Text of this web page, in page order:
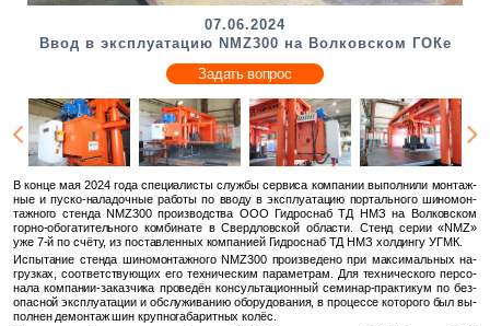
07.06.2024
Ввод в эксплуатацию NMZ300 на Волковском ГОКе
Задать вопрос
В конце мая 2024 года спе­ци­а­ли­сты служ­бы сер­ви­са ком­па­нии вы­пол­ни­ли мон­таж­
ные и пуско-на­ла­доч­ные ра­бо­ты по вводу в экс­плу­а­та­цию пор­таль­но­го ши­но­мон­
таж­но­го стен­да NMZ300 про­из­вод­ства ООО Гид­ро­снаб ТД НМЗ на Вол­ков­ском
горно-обо­га­ти­тель­но­го ком­би­на­те в Сверд­лов­ской об­ла­сти. Стенд серии «NMZ»
уже 7-й по счёту, из по­став­лен­ных ком­па­ни­ей Гид­ро­снаб ТД НМЗ хол­дин­гу УГМК.
Ис­пы­та­ние стен­да ши­но­мон­таж­но­го NMZ300 про­из­ве­де­но при мак­си­маль­ных на­
груз­ках, со­от­вет­ству­ю­щих его тех­ни­че­ским па­ра­мет­рам. Для тех­ни­че­ско­го пер­со­
на­ла ком­па­нии-за­каз­чи­ка про­ве­дён кон­суль­та­ци­он­ный се­ми­нар-прак­ти­кум по без­
опас­ной экс­плу­а­та­ции и об­слу­жи­ва­нию обо­ру­до­ва­ния, в про­цес­се ко­то­ро­го был вы­
пол­нен де­мон­таж шин круп­но­га­ба­рит­ных колёс.